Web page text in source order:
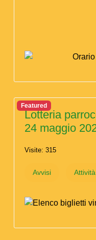
Featured
Lotteria
24 maggio
Visite: 315
Avvisi Attività